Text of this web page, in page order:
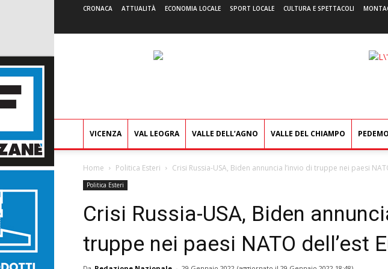
CRONACA ATTUALITÀ ECONOMIA LOCALE SPORT LOCALE CULTURA E SPETTACOLI
VICENZA VAL LEOGRA VALLE DELL’AGNO VALLE DEL CHIAMPO
Home Politica Esteri Crisi Russia-USA, Biden annuncia l’invio di truppe nei paesi
Politica Esteri
Crisi Russia-USA, Biden
truppe nei paesi NATO dell’est